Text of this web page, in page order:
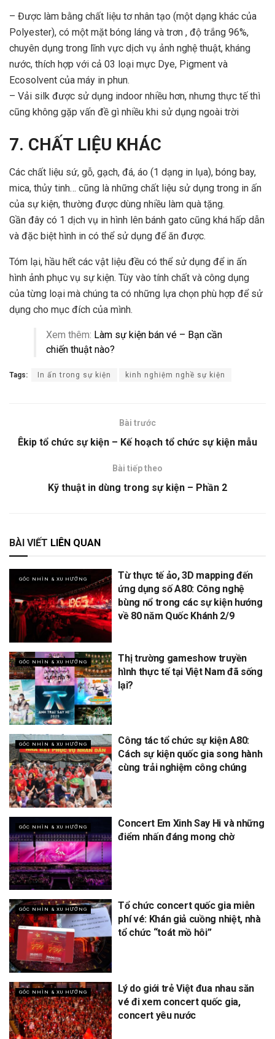
– Được làm bằng chất liệu tơ nhân tạo (một dạng khác của
Polyester), có một mặt bóng láng và trơn , độ trắng 96%,
chuyên dụng trong lĩnh vực dịch vụ ảnh nghệ thuật, kháng
nước, thích hợp với cả 03 loại mực Dye, Pigment và
Ecosolvent của máy in phun.
– Vải silk được sử dụng indoor nhiều hơn, nhưng thực tế thì
cũng không gặp vấn đề gì nhiều khi sử dụng ngoài trời
7. CHẤT LIỆU KHÁC
Các chất liệu sứ, gỗ, gạch, đá, áo (1 dạng in lụa), bóng bay,
mica, thủy tinh… cũng là những chất liệu sử dụng trong in ấn
của sự kiện, thường được dùng nhiều làm quà tặng.
Gần đây có 1 dịch vụ in hình lên bánh gato cũng khá hấp dẫn
và đặc biệt hình in có thể sử dụng để ăn được.
Tóm lại, hầu hết các vật liệu đều có thể sử dụng để in ấn
hình ảnh phục vụ sự kiện. Tùy vào tính chất và công dụng
của từng loại mà chúng ta có những lựa chọn phù hợp để sử
dụng cho mục đích của mình.
Xem thêm: Làm sự kiện bán vé – Bạn cần
chiến thuật nào?
Tags: In ấn trong sự kiện kinh nghiệm nghề sự kiện
Bài trước
Êkip tổ chức sự kiện – Kế hoạch tổ chức sự kiện mẫu
Bài tiếp theo
Kỹ thuật in dùng trong sự kiện – Phần 2
BÀI VIẾT LIÊN QUAN
GÓC NHÌN & XU HƯỚNG
Từ thực tế ảo, 3D mapping đến
ứng dụng số A80: Công nghệ
bùng nổ trong các sự kiện hướng
về 80 năm Quốc Khánh 2/9
GÓC NHÌN & XU HƯỚNG
Thị trường gameshow truyền
hình thực tế tại Việt Nam đã sống
lại?
GÓC NHÌN & XU HƯỚNG
Công tác tổ chức sự kiện A80:
Cách sự kiện quốc gia song hành
cùng trải nghiệm công chúng
GÓC NHÌN & XU HƯỚNG
Concert Em Xinh Say Hi và những
điểm nhấn đáng mong chờ
GÓC NHÌN & XU HƯỚNG
Tổ chức concert quốc gia miễn
phí vé: Khán giả cuồng nhiệt, nhà
tổ chức “toát mồ hôi”
GÓC NHÌN & XU HƯỚNG
Lý do giới trẻ Việt đua nhau săn
vé đi xem concert quốc gia,
concert yêu nước